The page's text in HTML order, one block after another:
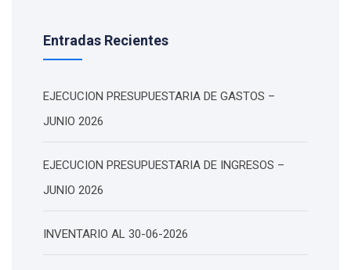
Entradas Recientes
EJECUCION PRESUPUESTARIA DE GASTOS –
JUNIO 2026
EJECUCION PRESUPUESTARIA DE INGRESOS –
JUNIO 2026
INVENTARIO AL 30-06-2026